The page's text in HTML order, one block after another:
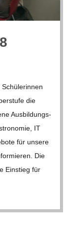
die
Aus­bil­dungs­
IT
für unsere
Die
Ein­stieg für